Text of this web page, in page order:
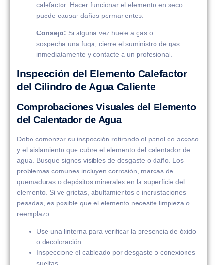
calefactor. Hacer funcionar el elemento en seco
puede causar daños permanentes.
Consejo: Si alguna vez huele a gas o
sospecha una fuga, cierre el suministro de gas
inmediatamente y contacte a un profesional.
Inspección del Elemento Calefactor
del Cilindro de Agua Caliente
Comprobaciones Visuales del Elemento
del Calentador de Agua
Debe comenzar su inspección retirando el panel de acceso
y el aislamiento que cubre el elemento del calentador de
agua. Busque signos visibles de desgaste o daño. Los
problemas comunes incluyen corrosión, marcas de
quemaduras o depósitos minerales en la superficie del
elemento. Si ve grietas, abultamientos o incrustaciones
pesadas, es posible que el elemento necesite limpieza o
reemplazo.
Use una linterna para verificar la presencia de óxido
o decoloración.
Inspeccione el cableado por desgaste o conexiones
sueltas.